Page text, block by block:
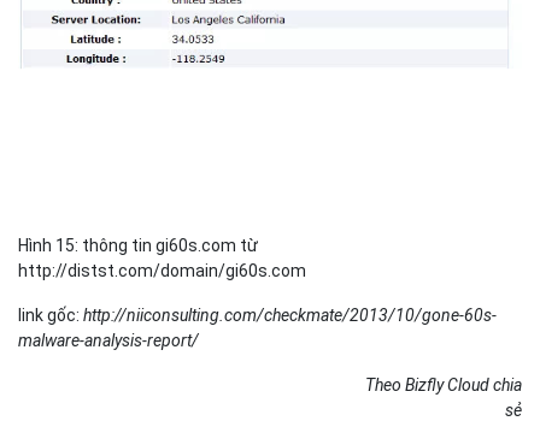
Hình 15: thông tin gi60s.com từ
http://distst.com/domain/gi60s.com
link gốc: http://niiconsulting.com/checkmate/2013/10/gone-60s-
malware-analysis-report/
Theo Bizfly Cloud chia
sẻ